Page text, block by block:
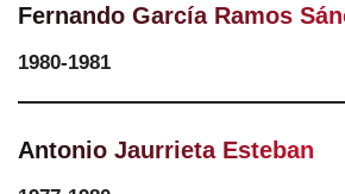
Fernando García Ramos
1980-1981
Antonio Jaurrieta Esteban